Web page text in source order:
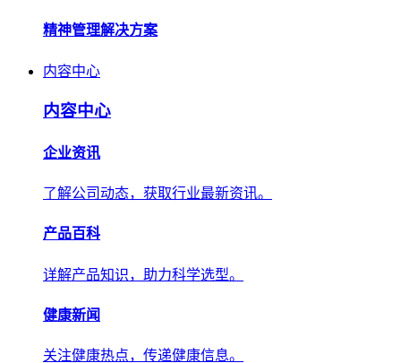
精神管理解决方案
内容中心
内容中心
企业资讯
了解公司动态，获取行业最新资讯。
产品百科
详解产品知识，助力科学选型。
健康新闻
关注健康热点，传递健康信息。